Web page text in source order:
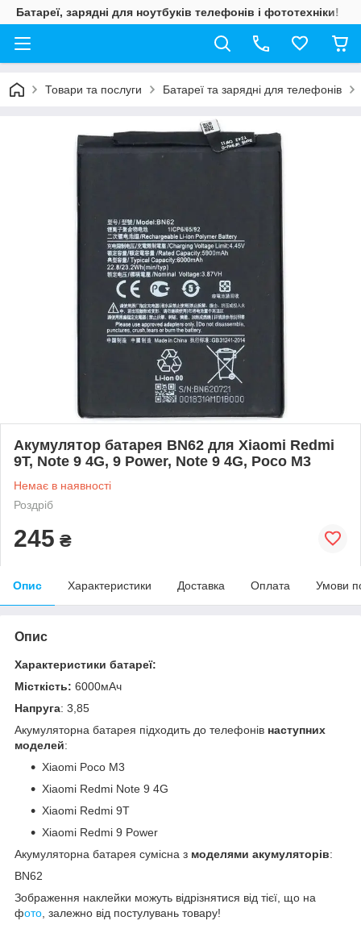
Батареї, зарядні для ноутбуків телефонів і фототехніки!
Товари та послуги Батареї та зарядні для телефонів
Акумулятор батарея BN62 для Xiaomi Redmi
9T, Note 9 4G, 9 Power, Note 9 4G, Poco M3
Немає в наявності
Роздріб
245 ₴
Опис Характеристики Доставка Оплата Умови
Опис
Характеристики батареї:
Місткість: 6000мАч
Напруга: 3,85
Акумуляторна батарея підходить до телефонів наступних
моделей:
Xiaomi Poco M3
Xiaomi Redmi Note 9 4G
Xiaomi Redmi 9T
Xiaomi Redmi 9 Power
Акумуляторна батарея сумісна з моделями акумуляторів:
BN62
Зображення наклейки можуть відрізнятися від тієї, що на
фото , залежно від постулувань товару!